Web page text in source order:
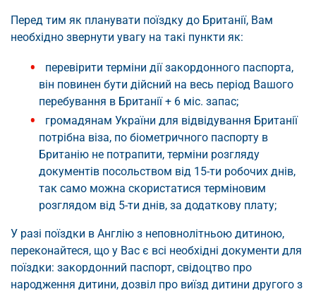
Перед тим як планувати поїздку до Британії, Вам
необхідно звернути увагу на такі пункти як:
перевірити терміни дії закордонного паспорта,
він повинен бути дійсний на весь період Вашого
перебування в Британії + 6 міс. запас;
громадянам України для відвідування Британії
потрібна віза, по біометричного паспорту в
Британію не потрапити, терміни розгляду
документів посольством від 15-ти робочих днів,
так само можна скористатися терміновим
розглядом від 5-ти днів, за додаткову плату;
У разі поїздки в Англію з неповнолітньою дитиною,
переконайтеся, що у Вас є всі необхідні документи для
поїздки: закордонний паспорт, свідоцтво про
народження дитини, дозвіл про виїзд дитини другого з